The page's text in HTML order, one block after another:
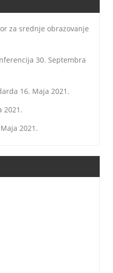
za srednje obrazovanje
30. Septembra
16. Maja 2021.
2021.
2021.